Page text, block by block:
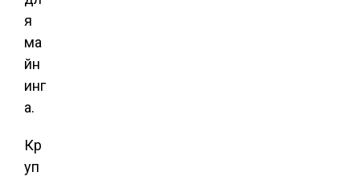
я
ма
йн
инг
а.
Кр
уп